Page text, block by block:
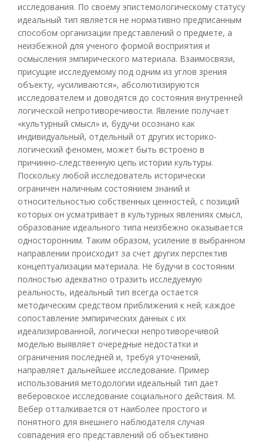
исследования. По своему эпистемологическому статусу
идеальный тип является не нормативно предписанным
способом организации представлений о предмете, а
неизбежной для ученого формой восприятия и
осмысления эмпирического материала. Взаимосвязи,
присущие исследуемому под одним из углов зрения
объекту, «усиливаются», абсолютизируются
исследователем и доводятся до состояния внутренней
логической непротиворечивости. Явление получает
«культурный смысл» и, будучи осознано как
индивидуальный, отдельный от других историко-
логический феномен, может быть встроено в
причинно-следственную цепь истории культуры.
Поскольку любой исследователь исторически
ограничен наличным состоянием знаний и
относительностью собственных ценностей, с позиций
которых он усматривает в культурных явлениях смысл,
образование идеального типа неизбежно оказывается
односторонним. Таким образом, усиление в выбранном
направлении происходит за счет других перспектив
концептуализации материала. Не будучи в состоянии
полностью адекватно отразить исследуемую
реальность, идеальный тип всегда остается
методическим средством приближения к ней; каждое
сопоставление эмпирических данных с их
идеализированной, логически непротиворечивой
моделью выявляет очередные недостатки и
ограничения последней и, требуя уточнений,
направляет дальнейшее исследование. Пример
использования методологии идеальный тип дает
веберовское исследование социального действия. М.
Вебер отталкивается от наиболее простого и
понятного для внешнего наблюдателя случая
совпадения его представлений об объективно